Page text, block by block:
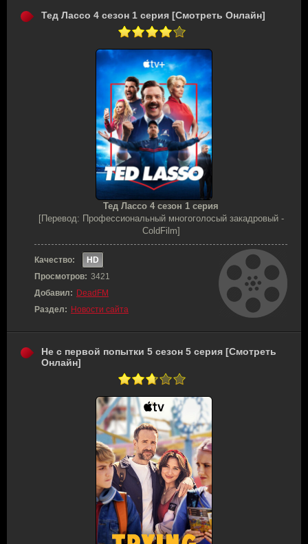
Тед Лассо 4 сезон 1 серия [Смотреть Онлайн]
Тед Лассо 4 сезон 1 серия
[Перевод: Профессиональный многоголосый закадровый -
ColdFilm]
Качество:
HD
Просмотров: 3421
Добавил: DeadFM
Раздел: Новости сайта
Не с первой попытки 5 сезон 5 серия [Смотреть
Онлайн]